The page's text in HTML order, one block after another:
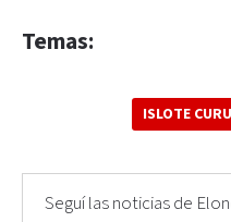
Temas:
ISLOTE
Seguí las noticias de